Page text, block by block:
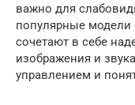
важно для
популярные модели
сочетают в себе
изображения и
управлением и